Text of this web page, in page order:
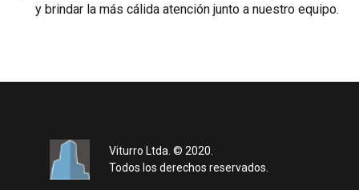
y brindar la más cálida atención junto a nuestro equipo.
Viturro Ltda. © 2020.
Todos los derechos reservados.